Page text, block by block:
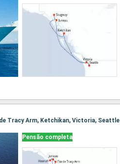
Tracy Arm, Ketchikan, Victoria, Seattle
Pensão completa